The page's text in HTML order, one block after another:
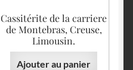
Cassitérite de la carriere
de Montebras, Creuse,
Limousin.
Ajouter au panier